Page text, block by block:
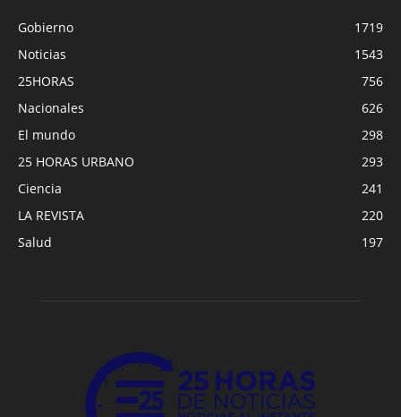
Gobierno
1719
Noticias
1543
25HORAS
756
Nacionales
626
El mundo
298
25 HORAS URBANO
293
Ciencia
241
LA REVISTA
220
Salud
197